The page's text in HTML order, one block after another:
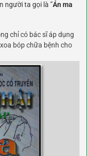
người ta gọi là ”Án ma
chỉ có bác sĩ áp dụng
bóp chữa bệnh cho